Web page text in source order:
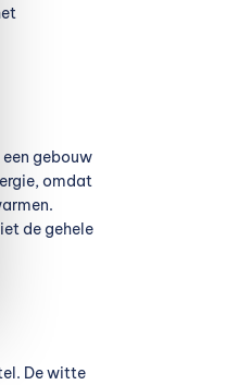
een gebouw
omdat
de gehele
De witte